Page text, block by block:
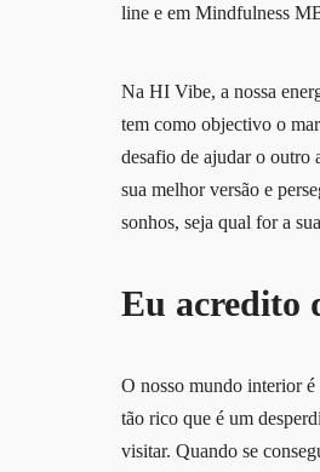
line e em Mindfulness
Na HI Vibe, a nossa
tem como objectivo o
desafio de ajudar o outro
sua melhor versão e
sonhos, seja qual for a
Eu acredito
O nosso mundo interior é
tão rico que é um
visitar. Quando se